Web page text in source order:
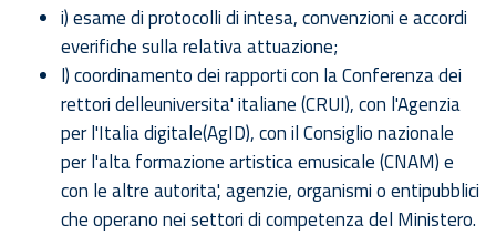
i) esame di protocolli di intesa, convenzioni e accordi
everifiche sulla relativa attuazione;
l) coordinamento dei rapporti con la Conferenza dei
rettori delleuniversita' italiane (CRUI), con l'Agenzia
per l'Italia digitale(AgID), con il Consiglio nazionale
per l'alta formazione artistica emusicale (CNAM) e
con le altre autorita', agenzie, organismi o entipubblici
che operano nei settori di competenza del Ministero.